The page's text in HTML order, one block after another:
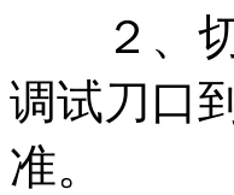
２、切
调试刀口
准。